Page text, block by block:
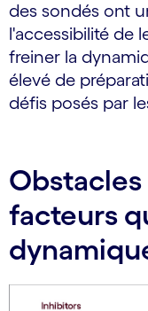
des sondés ont
l'accessibilité de
freiner la
élevé de
défis posés par
Obstacles
facteurs